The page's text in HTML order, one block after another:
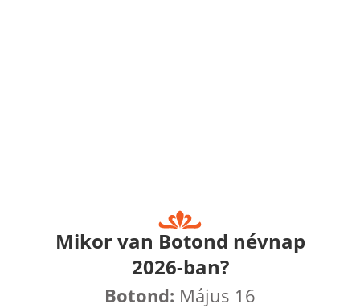
Mikor van Botond névnap
2026-ban?
Botond: Május 16